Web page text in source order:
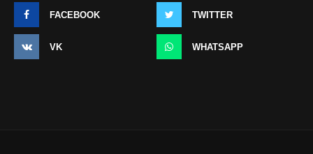
FACEBOOK TWITTER
VK WHATSAPP